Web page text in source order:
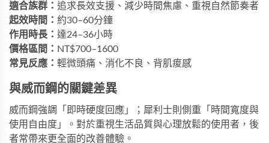
適合族群： 追求長效支援、減少時間焦慮、重視自然節奏者
起效時間： 約30–60分鐘
作用時長： 達24–36小時
價格區間： NT$700–1600
常見反應： 輕微頭痛、消化不良、背肌痠感
與威而鋼的關鍵差異
威而鋼強調「即時硬度回應」；犀利士則側重「時間寬度與
使用自由度」。對於重視生活品質與心理放鬆的使用者，後
者常帶來更全面的改善體驗。